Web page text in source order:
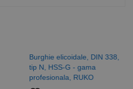
Burghie elicoidale, DIN 338,
tip N, HSS-G - gama
profesionala, RUKO